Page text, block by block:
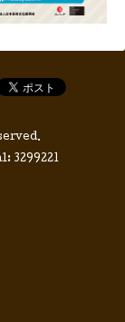
3299221